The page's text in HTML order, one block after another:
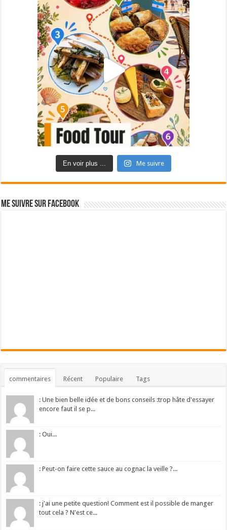
En voir plus ... Me suivre
Me suivre sur Facebook
commentaires Récent Populaire Tags
: Une bien belle idée et de bons conseils :trop hâte d'essayer
encore faut il se p...
: Oui...
: Peut-on faire cette sauce au cognac la veille ?...
: j'ai une petite question! Comment est il possible de manger
tout cela ? N'est ce...